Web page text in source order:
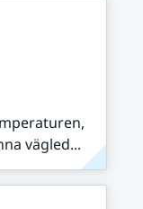
vägled...